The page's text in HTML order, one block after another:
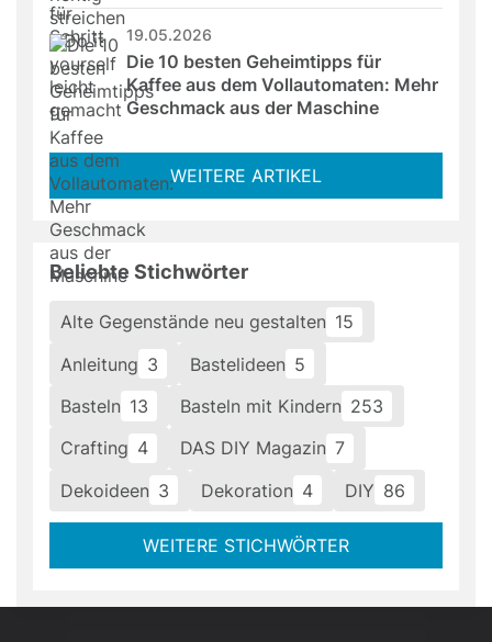
19.05.2026
Die 10 besten Geheimtipps für
Kaffee aus dem Vollautomaten: Mehr
Geschmack aus der Maschine
WEITERE ARTIKEL
Beliebte Stichwörter
Alte Gegenstände neu gestalten 15
Anleitung 3 Bastelideen 5
Basteln 13 Basteln mit Kindern 253
Crafting 4 DAS DIY Magazin 7
Dekoideen 3 Dekoration 4 DIY 86
WEITERE STICHWÖRTER